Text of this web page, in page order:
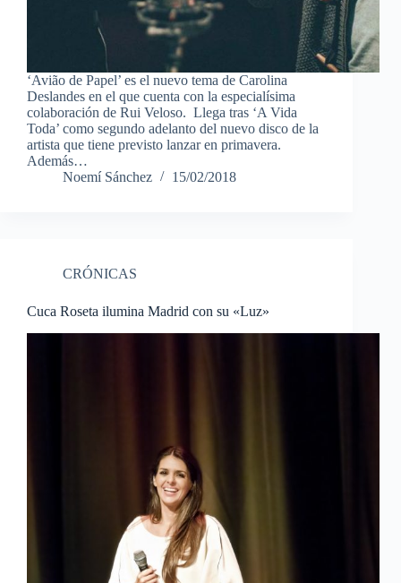
‘Avião de Papel’ es el nuevo tema de Carolina
Deslandes en el que cuenta con la especialísima
colaboración de Rui Veloso. Llega tras ‘A Vida
Toda’ como segundo adelanto del nuevo disco de la
artista que tiene previsto lanzar en primavera.
Además…
Noemí Sánchez
15/02/2018
CRÓNICAS
Cuca Roseta ilumina Madrid con su «Luz»